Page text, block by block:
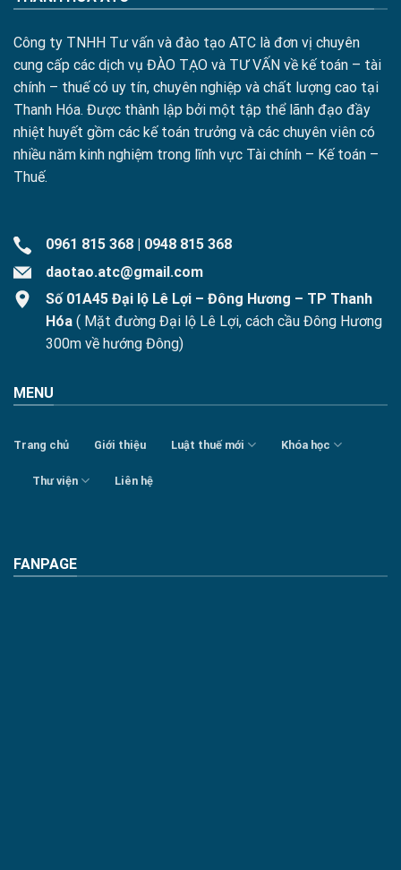
Công ty TNHH Tư vấn và đào tạo ATC là đơn vị chuyên
cung cấp các dịch vụ ĐÀO TẠO và TƯ VẤN về kế toán – tài
chính – thuế có uy tín, chuyên nghiệp và chất lượng cao tại
Thanh Hóa. Được thành lập bởi một tập thể lãnh đạo đầy
nhiệt huyết gồm các kế toán trưởng và các chuyên viên có
nhiều năm kinh nghiệm trong lĩnh vực Tài chính – Kế toán –
Thuế.
0961 815 368
0948 815 368
daotao.atc@gmail.com
Số 01A45 Đại lộ Lê Lợi – Đông Hương – TP Thanh
Hóa ( Mặt đường Đại lộ Lê Lợi, cách cầu Đông Hương
300m về hướng Đông)
MENU
Trang chủ Giới thiệu Luật thuế mới Khóa học
Thư viện Liên hệ
FANPAGE